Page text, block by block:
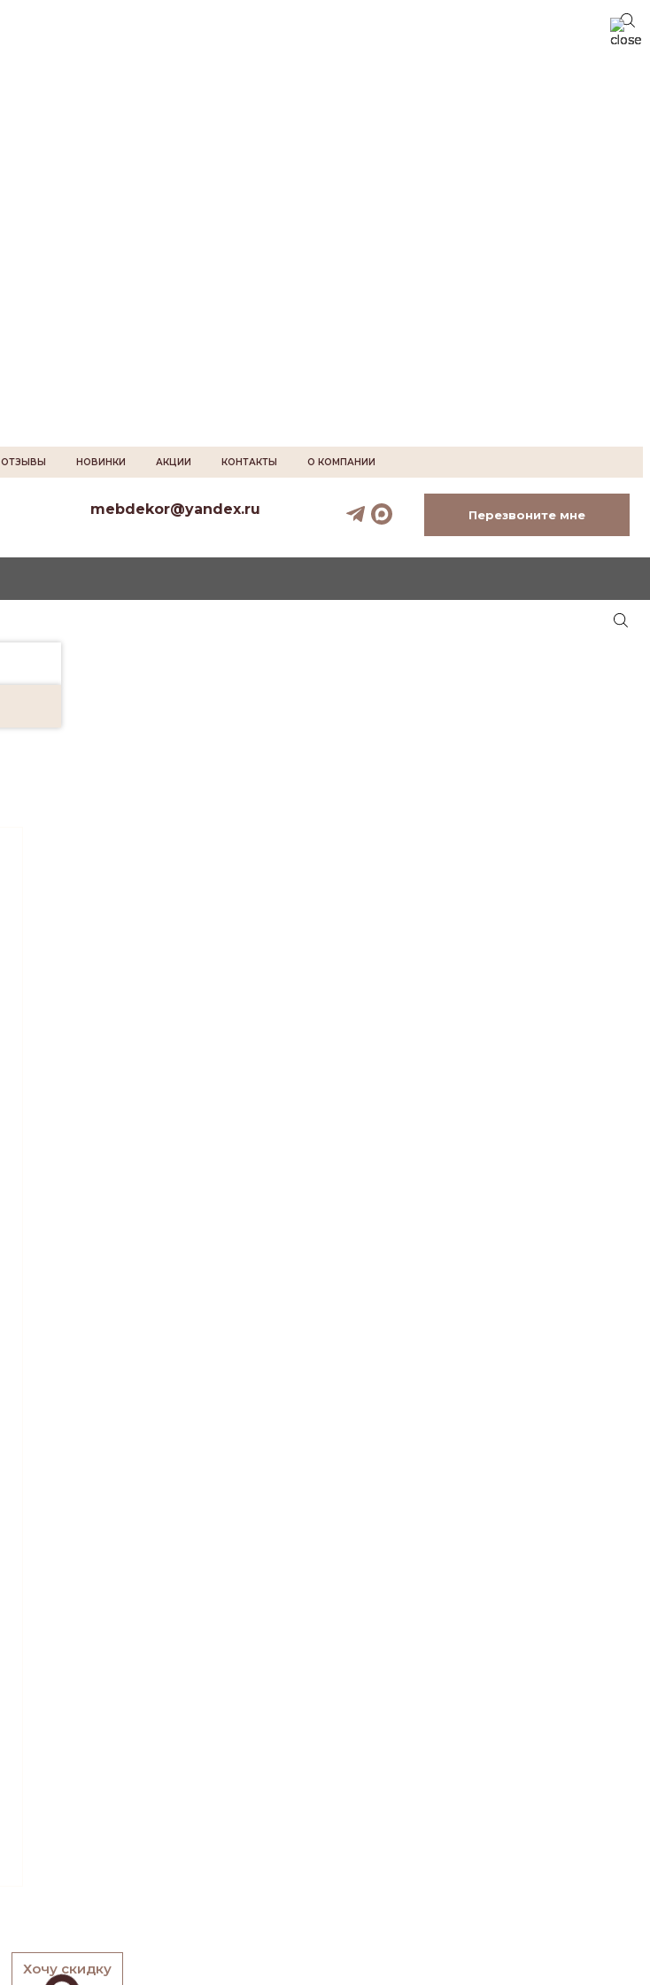
ОТЗЫВЫ НОВИНКИ АКЦИИ КОНТАКТЫ О КОМПАНИИ
mebdekor@yandex.ru Перезвоните мне
Хочу скидку